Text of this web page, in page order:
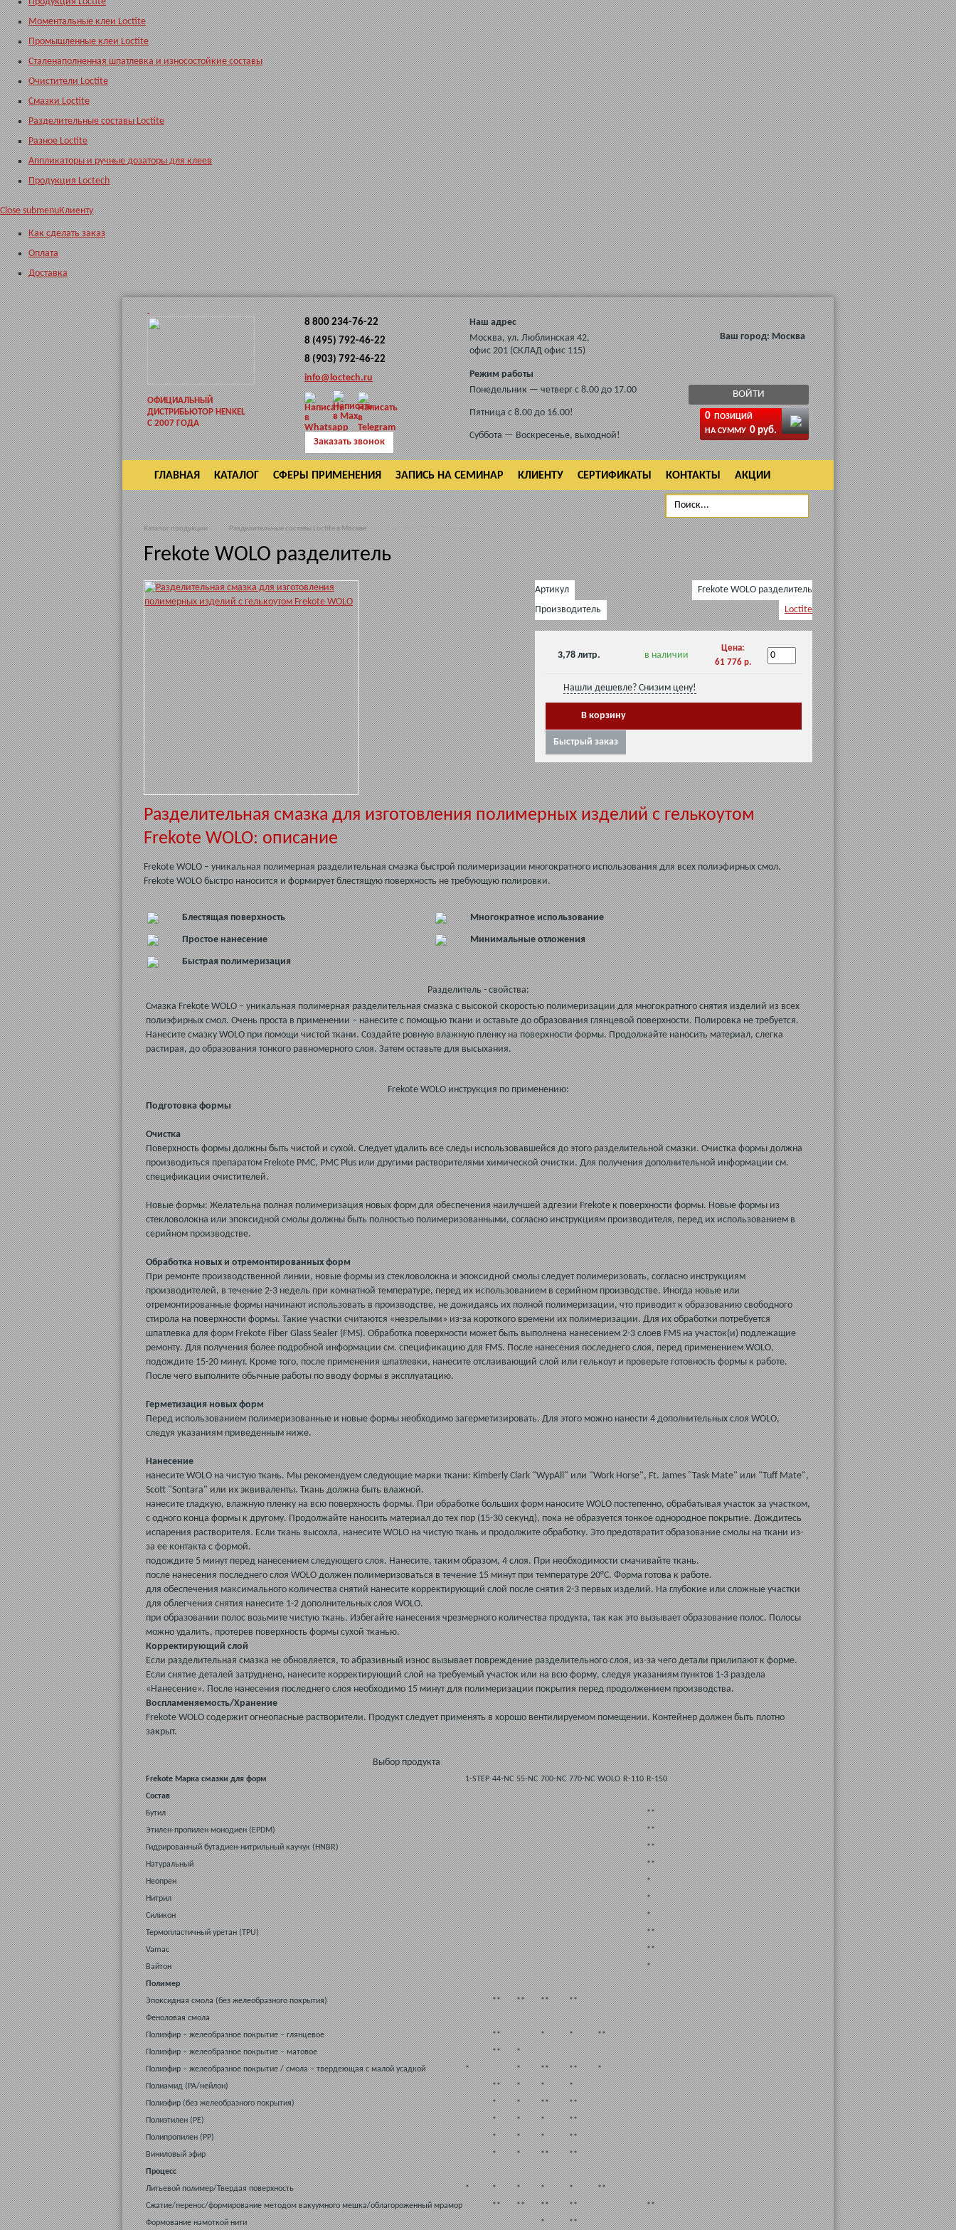
Моментальные клеи Loctite
Промышленные клеи Loctite
Сталенаполненная шпатлевка и износостойкие составы
Очистители Loctite
Смазки Loctite
Разделительные составы Loctite
Разное Loctite
Аппликаторы и ручные дозаторы для клеев
Продукция Loctech
Close submenuКлиенту
Как сделать заказ
Оплата
Доставка
ОФИЦИАЛЬНЫЙ
ДИСТРИБЬЮТОР HENKEL
С 2007 ГОДА
8 800 234-76-22
8 (495) 792-46-22
8 (903) 792-46-22
info@loctech.ru
Заказать звонок
Наш адрес
Москва,ул. Люблинская 42,
офис 201 (СКЛАД офис 115)
Режим работы
Понедельник — четверг с 8.00 до 17.00
Пятница с 8.00 до 16.00!
Суббота — Воскресенье, выходной!
Ваш город:Москва
ГЛАВНАЯ КАТАЛОГ СФЕРЫ ПРИМЕНЕНИЯ ЗАПИСЬ НА СЕМИНАР КЛИЕНТУ СЕРТИФИКАТЫ КОНТАКТЫ АКЦИИ
ВОЗВРАТ
ВОЙТИ
0 ПОЗИЦИЙ
НА СУММУ 0 руб.
Каталог продукции Разделительные составы Loctite в Москве Frekote WOLO разделитель
Frekote WOLO разделитель
Артикул
Frekote WOLO разделитель
Производитель
Loctite
3,78 литр. в наличии
Цена:
61 776 р.
Нашли дешевле? Снизим цену!
Быстрый заказ
Разделительная смазка для изготовления полимерных изделий с гелькоутом
Frekote WOLO: описание
Frekote WOLO – уникальная полимерная разделительная смазка быстрой полимеризации многократного использования для всех полиэфирных смол.
Frekote WOLO быстро наносится и формирует блестящую поверхность не требующую полировки.
Блестящая поверхность Многократное использование
Простое нанесение Минимальные отложения
Быстрая полимеризация
Разделитель - свойства:
Смазка Frekote WOLO – уникальная полимерная разделительная смазка с высокой скоростью полимеризации для многократного снятия изделий из всех
полиэфирных смол. Очень проста в применении – нанесите с помощью ткани и оставьте до образования глянцевой поверхности. Полировка не требуется.
Нанесите смазку WOLO при помощи чистой ткани. Создайте ровную влажную пленку на поверхности формы. Продолжайте наносить материал, слегка
растирая, до образования тонкого равномерного слоя. Затем оставьте для высыхания.
Frekote WOLO инструкция по применению:
Подготовка формы
Очистка
Поверхность формы должны быть чистой и сухой. Следует удалить все следы использовавшейся до этого разделительной смазки. Очистка формы должна
производиться препаратом Frekote PMC, PMC Plus или другими растворителями химической очистки. Для получения дополнительной информации см.
спецификации очистителей.
Новые формы: Желательна полная полимеризация новых форм для обеспечения наилучшей адгезии Frekote к поверхности формы. Новые формы из
стекловолокна или эпоксидной смолы должны быть полностью полимеризованными, согласно инструкциям производителя, перед их использованием в
серийном производстве.
Обработка новых и отремонтированных форм
При ремонте производственной линии, новые формы из стекловолокна и эпоксидной смолы следует полимеризовать, согласно инструкциям
производителей, в течение 2-3 недель при комнатной температуре, перед их использованием в серийном производстве. Иногда новые или
отремонтированные формы начинают использовать в производстве, не дожидаясь их полной полимеризации, что приводит к образованию свободного
стирола на поверхности формы. Такие участки считаются «незрелыми» из-за короткого времени их полимеризации. Для их обработки потребуется
шпатлевка для форм Frekote Fiber Glass Sealer (FMS). Обработка поверхности может быть выполнена нанесением 2-3 слоев FMS на участок(и) подлежащие
ремонту. Для получения более подробной информации см. спецификацию для FMS. После нанесения последнего слоя, перед применением WOLO,
подождите 15-20 минут. Кроме того, после применения шпатлевки, нанесите отслаивающий слой или гелькоут и проверьте готовность формы к работе.
После чего выполните обычные работы по вводу формы в эксплуатацию.
Герметизация новых форм
Перед использованием полимеризованные и новые формы необходимо загерметизировать. Для этого можно нанести 4 дополнительных слоя WOLO,
следуя указаниям приведенным ниже.
Нанесение
нанесите WOLO на чистую ткань. Мы рекомендуем следующие марки ткани: Kimberly Clark "WypAll" или "Work Horse", Ft. James "Task Mate" или "Tuff Mate",
Scott "Sontara" или их эквиваленты. Ткань должна быть влажной.
нанесите гладкую, влажную пленку на всю поверхность формы. При обработке больших форм наносите WOLO постепенно, обрабатывая участок за участком,
с одного конца формы к другому. Продолжайте наносить материал до тех пор (15-30 секунд), пока не образуется тонкое однородное покрытие. Дождитесь
испарения растворителя. Если ткань высохла, нанесите WOLO на чистую ткань и продолжите обработку. Это предотвратит образование смолы на ткани из-
за ее контакта с формой.
подождите 5 минут перед нанесением следующего слоя. Нанесите, таким образом, 4 слоя. При необходимости смачивайте ткань.
после нанесения последнего слоя WOLO должен полимеризоваться в течение 15 минут при температуре 20°С. Форма готова к работе.
для обеспечения максимального количества снятий нанесите корректирующий слой после снятия 2-3 первых изделий. На глубокие или сложные участки
для облегчения снятия нанесите 1-2 дополнительных слоя WOLO.
при образовании полос возьмите чистую ткань. Избегайте нанесения чрезмерного количества продукта, так как это вызывает образование полос. Полосы
можно удалить, протерев поверхность формы сухой тканью.
Корректирующий слой
Если разделительная смазка не обновляется, то абразивный износ вызывает повреждение разделительного слоя, из-за чего детали прилипают к форме.
Если снятие деталей затруднено, нанесите корректирующий слой на требуемый участок или на всю форму, следуя указаниям пунктов 1-3 раздела
«Нанесение». После нанесения последнего слоя необходимо 15 минут для полимеризации покрытия перед продолжением производства.
Воспламеняемость/Хранение
Frekote WOLO содержит огнеопасные растворители. Продукт следует применять в хорошо вентилируемом помещении. Контейнер должен быть плотно
закрыт.
Выбор продукта
Frekote Марка смазки для форм 1-STEP 44-NC 55-NC 700-NC 770-NC WOLO R-110 R-150
Состав
Бутил
**
Этилен-пропилен монодиен (EPDM)
**
Гидрированный бутадиен-нитрильный каучук (HNBR)
**
Натуральный
**
Неопрен
*
Нитрил
*
Силикон
*
Термопластичный уретан (TPU)
**
Vamac
**
Вайтон
*
Полимер
Эпоксидная смола (без желеобразного покрытия)
** ** **
**
Феноловая смола
Полиэфир – желеобразное покрытие – глянцевое
** * *
**
Полиэфир – желеобразное покрытие – матовое
**
*
Полиэфир – желеобразное покрытие / смола – твердеющая с малой усадкой
* * ** **
*
Полиамид (PA/нейлон)
** * *
*
Полиэфир (без желеобразного покрытия)
* * **
**
Полиэтилен (PE)
* * *
**
Полипропилен (РР)
* * *
**
Виниловый эфир
* * **
**
Процесс
Литьевой полимер/Твердая поверхность
* * * * *
**
Сжатие/перенос/формирование методом вакуумного мешка/облагороженный мрамор
** ** ** **
**
Формование намоткой нити
* **